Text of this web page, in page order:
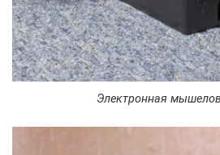
Электронная